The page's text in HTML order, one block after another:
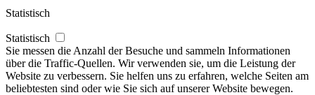
Statistisch
Statistisch
Sie messen die Anzahl der Besuche und sammeln Informationen
über die Traffic-Quellen. Wir verwenden sie, um die Leistung der
Website zu verbessern. Sie helfen uns zu erfahren, welche Seiten am
beliebtesten sind oder wie Sie sich auf unserer Website bewegen.